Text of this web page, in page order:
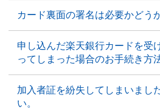
カード裏面の署名は必要かどう
申し込んだ楽天銀行カードを受
ってしまった場合のお手続き方
加入者証を紛失してしまいまし
い。